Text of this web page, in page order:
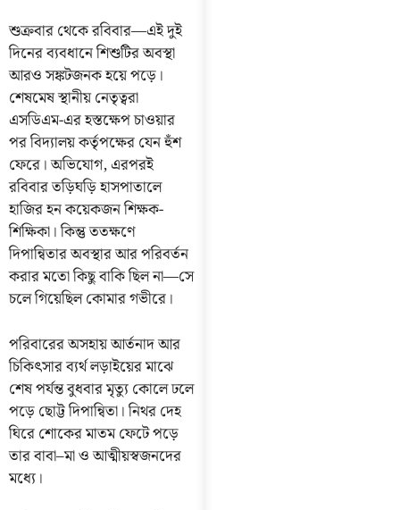
শুক্রবার থেকে রবিবার—এই দুই
দিনের ব্যবধানে শিশুটির অবস্থা
আরও সঙ্কটজনক হয়ে পড়ে।
শেষমেষ স্থানীয় নেতৃত্বরা
এসডিএম-এর হস্তক্ষেপ চাওয়ার
পর বিদ্যালয় কর্তৃপক্ষের যেন হুঁশ
ফেরে। অভিযোগ, এরপরই
রবিবার তড়িঘড়ি হাসপাতালে
হাজির হন কয়েকজন শিক্ষক-
শিক্ষিকা। কিন্তু ততক্ষণে
দিপান্বিতার অবস্থার আর পরিবর্তন
করার মতো কিছু বাকি ছিল না—সে
চলে গিয়েছিল কোমার গভীরে।
পরিবারের অসহায় আর্তনাদ আর
চিকিৎসার ব্যর্থ লড়াইয়ের মাঝে
শেষ পর্যন্ত বুধবার মৃত্যু কোলে ঢলে
পড়ে ছোট্ট দিপান্বিতা। নিথর দেহ
ঘিরে শোকের মাতম ফেটে পড়ে
তার বাবা–মা ও আত্মীয়স্বজনদের
মধ্যে।